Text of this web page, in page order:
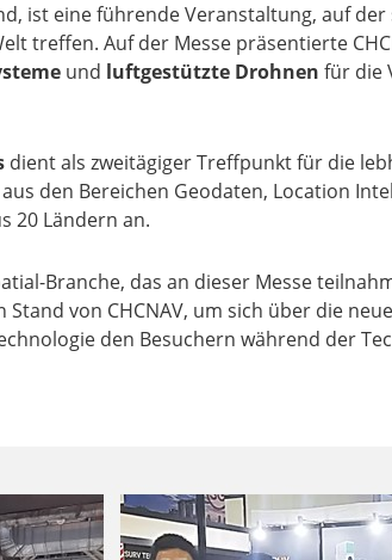
ist eine führende Veranstaltung, auf
treffen. Auf der Messe präsentierte
und luftgestützte Drohnen für die
dient als zweitägiger Treffpunkt für die
den Bereichen Geodaten, Location
20 Ländern an.
Branche, das an dieser Messe
von CHCNAV, um sich über die
den Besuchern während der